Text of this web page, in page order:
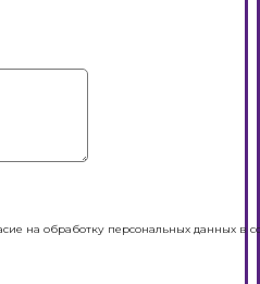
на обработку персональных данных в